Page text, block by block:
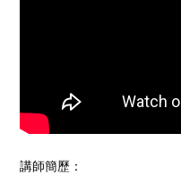
講師簡歷：